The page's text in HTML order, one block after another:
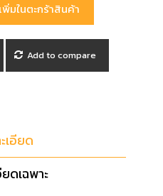
Add to compare
เอียด
ดเฉพาะ